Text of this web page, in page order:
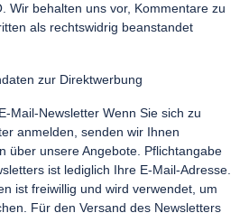
Wir behalten uns vor, Kommentare zu
als rechtswidrig beanstandet
zur Direktwerbung
Mail-Newsletter Wenn Sie sich zu
anmelden, senden wir Ihnen
über unsere Angebote. Pflichtangabe
ist lediglich Ihre E-Mail-Adresse.
ist freiwillig und wird verwendet, um
Für den Versand des Newsletters